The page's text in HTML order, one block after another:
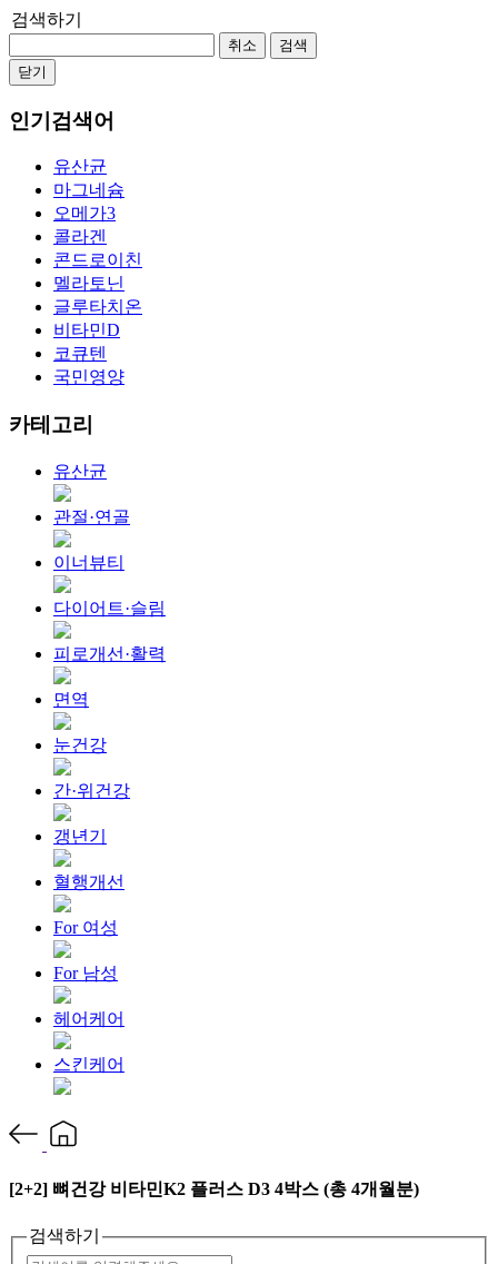
검색하기
취소
검색
닫기
인기검색어
유산균
마그네슘
오메가3
콜라겐
콘드로이친
멜라토닌
글루타치온
비타민D
코큐텐
국민영양
카테고리
유산균
관절·연골
이너뷰티
다이어트·슬림
피로개선·활력
면역
눈건강
간·위건강
갱년기
혈행개선
For 여성
For 남성
헤어케어
스킨케어
[2+2] 뼈건강 비타민K2 플러스 D3 4박스 (총 4개월분)
검색하기